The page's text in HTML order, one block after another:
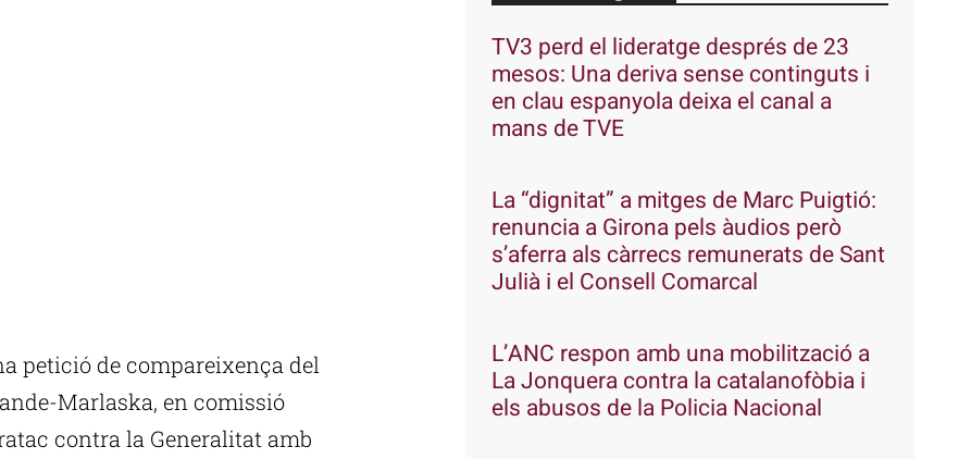
petició de compareixença del
Marlaska, en comissió
contra la Generalitat amb
TV3 perd el lideratge després de 23
mesos: Una deriva sense continguts i
en clau espanyola deixa el canal a
mans de TVE
La “dignitat” a mitges de Marc Puigtió:
renuncia a Girona pels àudios però
s’aferra als càrrecs remunerats de Sant
Julià i el Consell Comarcal
L’ANC respon amb una mobilització a
La Jonquera contra la catalanofòbia i
els abusos de la Policia Nacional